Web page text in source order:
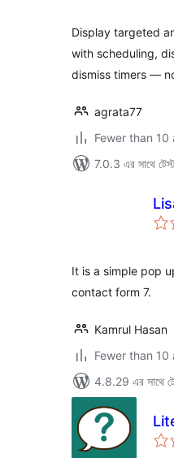
Display targeted
with scheduling,
dismiss timers —
agrata77
Fewer than
7.0.3 এর সাথে
It is a simple pop
contact form 7.
Kamrul Hasan
Fewer than
4.8.29 এর সাথে